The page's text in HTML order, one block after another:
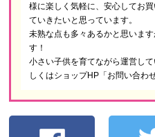
様に楽しく気軽に、安心してお
ていきたいと思っています。
未熟な点も多々あるかと思いま
す！
小さい子供を育てながら運営し
しくはショップHP「お問い合わ